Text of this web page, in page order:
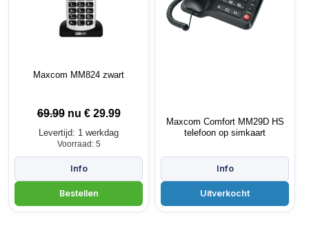
Maxcom MM824 zwart
69.99nu € 29.99
Levertijd: 1 werkdag
Voorraad: 5
Maxcom Comfort MM29D HS
telefoon op simkaart